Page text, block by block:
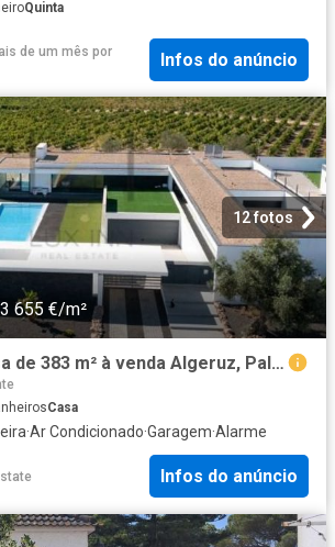
Quinta
de um mês por
Infos do anúncio
12 fotos
3 655 €/m²
Prestigiosa casa de 383 m² à venda Algeruz, Palmela, Setúbal
Casa
·Ar Condicionado·Garagem·Alarme
Infos do anúncio